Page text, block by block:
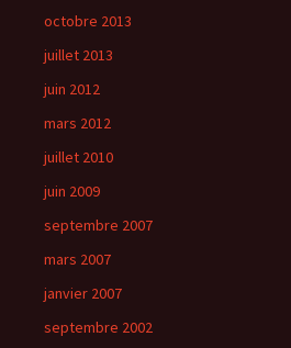
octobre 2013
juillet 2013
juin 2012
mars 2012
juillet 2010
juin 2009
septembre 2007
mars 2007
janvier 2007
septembre 2002